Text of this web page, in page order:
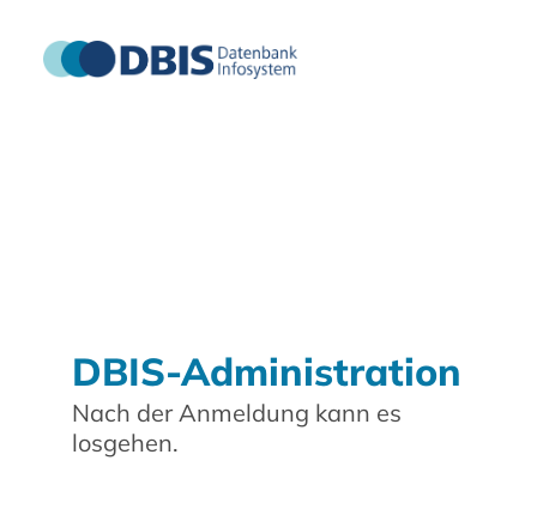
DBIS-Administration
Nach der Anmeldung kann es
losgehen.